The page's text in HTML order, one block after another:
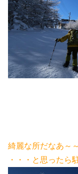
綺麗な所だなあ～～
・・・と思った